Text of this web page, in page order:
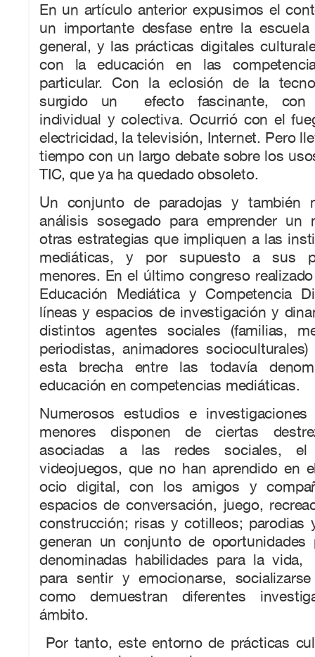
En un artículo anterior expusimos el
un importante desfase entre la
general, y las prácticas digitales
con la educación en las
particular. Con la eclosión de la
surgido un efecto fascinante, con
individual y colectiva. Ocurrió con el
electricidad, la televisión, Internet. Pero
tiempo con un largo debate sobre los
TIC, que ya ha quedado obsoleto.
Un conjunto de paradojas y también
análisis sosegado para emprender un
otras estrategias que impliquen a las
mediáticas, y por supuesto a sus
menores. En el último congreso
Educación Mediática y Competencia
líneas y espacios de investigación y
distintos agentes sociales (familias,
periodistas, animadores
esta brecha entre las todavía
educación en competencias mediáticas.
Numerosos estudios e
menores disponen de ciertas
asociadas a las redes sociales,
videojuegos, que no han aprendido en
ocio digital, con los amigos y
espacios de conversación, juego,
construcción; risas y cotilleos;
generan un conjunto de oportunidades
denominadas habilidades para la
para sentir y emocionarse,
como demuestran diferentes
ámbito.
Por tanto, este entorno de prácticas